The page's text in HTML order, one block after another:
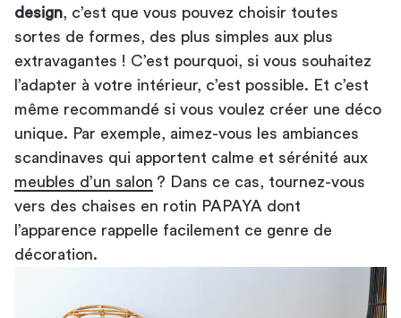
design , c’est que vous pouvez choisir toutes
sortes de formes, des plus simples aux plus
extravagantes ! C’est pourquoi, si vous souhaitez
l’adapter à votre intérieur, c’est possible. Et c’est
même recommandé si vous voulez créer une déco
unique. Par exemple, aimez-vous les ambiances
scandinaves qui apportent calme et sérénité aux
meubles d’un salon ? Dans ce cas, tournez-vous
vers des chaises en rotin PAPAYA dont
l’apparence rappelle facilement ce genre de
décoration.